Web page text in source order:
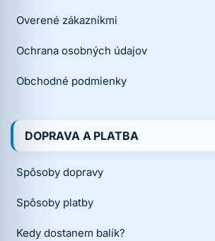
Overené zákazníkmi
Ochrana osobných údajov
Obchodné podmienky
DOPRAVA A PLATBA
Spôsoby dopravy
Spôsoby platby
Kedy dostanem balík?